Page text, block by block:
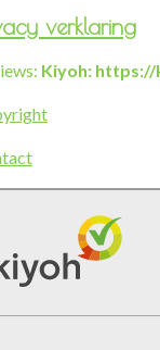
verklaring
Kiyoh: